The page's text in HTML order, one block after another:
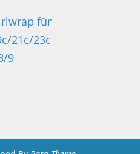
rlwrap für
21c/23c
9